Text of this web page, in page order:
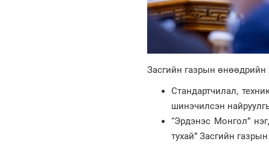
Засгийн газрын өнөөдрийн
Стандартчилал,
шинэчилсэн
“Эрдэнэс Монгол”
тухай” Засгийн